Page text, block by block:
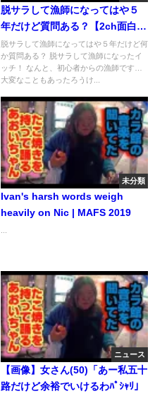
脱サラして漁師になってはや５
年だけど質問ある？【2ch面白い
スレ】【ゆっくり解説】
脱サラして漁師になってはや５年だけど何
か質問ある？ 脱サラして漁師になったイ
ッチ！ なんと、初心者からの漁師です…
大変なこともあったろうけ...
未分類
Ivan's harsh words weigh
heavily on Nic | MAFS 2019
ニュース
【画像】女さん(50)「あー私五十
路だけど余裕でいけるわﾊﾟｼｬﾘ」